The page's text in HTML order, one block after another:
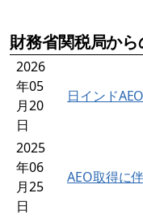
財務省関税局か
2026
年05
月20
日
日インド
2025
年06
月25
日
AEO取得に